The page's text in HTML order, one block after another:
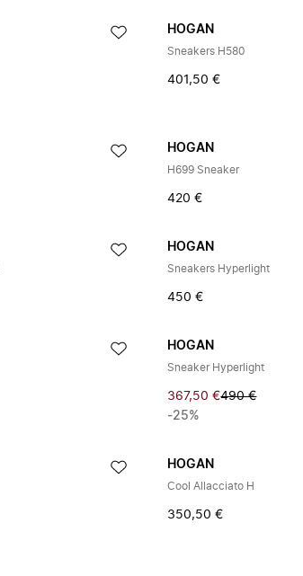
HOGAN
Sneakers H580
401,50 €
HOGAN
H699 Sneaker
420 €
HOGAN
Sneakers Hyperlight
450 €
HOGAN
Sneaker Hyperlight
367,50 €490 €
-25%
HOGAN
Cool Allacciato H
350,50 €